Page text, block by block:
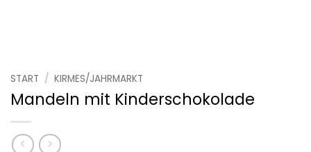
START / KIRMES/JAHRMARKT
Mandeln mit Kinderschokolade